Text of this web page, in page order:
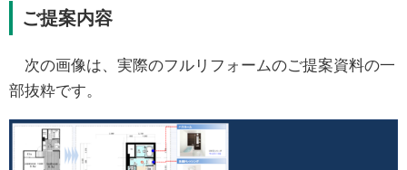
ご提案内容
次の画像は、実際のフルリフォームのご提案資料の一
部抜粋です。